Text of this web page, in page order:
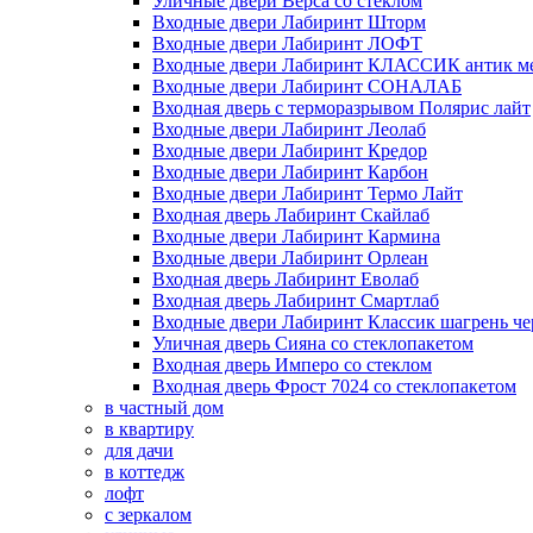
Входные двери Лабиринт Шторм
Входные двери Лабиринт ЛОФТ
Входные двери Лабиринт КЛАССИК антик
Входные двери Лабиринт СОНАЛАБ
Входная дверь с терморазрывом Полярис лайт
Входные двери Лабиринт Леолаб
Входные двери Лабиринт Кредор
Входные двери Лабиринт Карбон
Входные двери Лабиринт Термо Лайт
Входная дверь Лабиринт Скайлаб
Входные двери Лабиринт Кармина
Входные двери Лабиринт Орлеан
Входная дверь Лабиринт Еволаб
Входная дверь Лабиринт Смартлаб
Входные двери Лабиринт Классик шагрень
Уличная дверь Сияна со стеклопакетом
Входная дверь Имперо со стеклом
Входная дверь Фрост 7024 со стеклопакетом
в частный дом
в квартиру
для дачи
в коттедж
лофт
с зеркалом